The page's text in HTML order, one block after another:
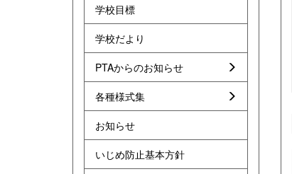
学校目標
学校だより
PTAからのお知らせ
各種様式集
お知らせ
いじめ防止基本方針